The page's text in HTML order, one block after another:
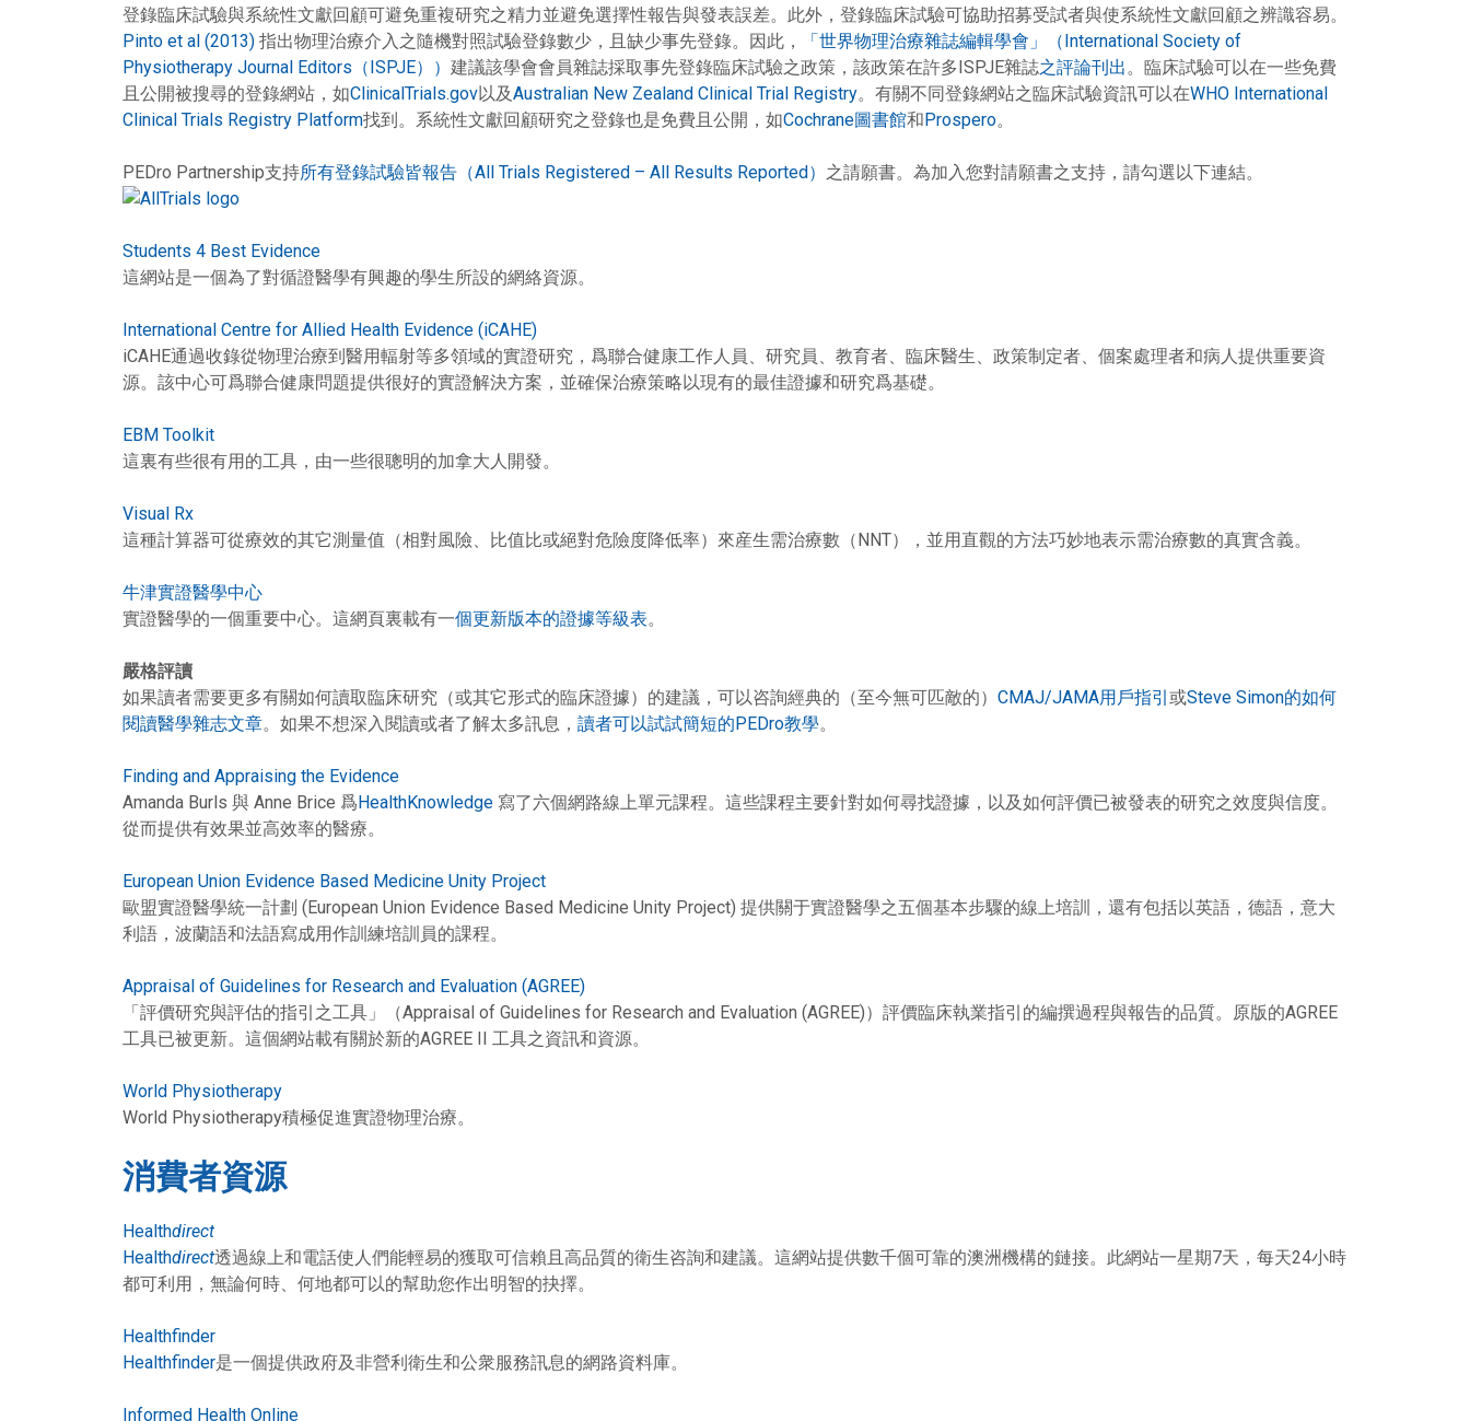
登錄臨床試驗與系統性文獻回顧可避免重複研究之精力並避免選擇性報告與發表誤差。此外，登錄臨床試驗可協助招募受試者與使系統性文獻回顧之辨識容易。
Pinto et al (2013) 指出物理治療介入之隨機對照試驗登錄數少，且缺少事先登錄。因此，
「世界物理治療雜誌編輯學會」（International Society of
Physiotherapy Journal Editors（ISPJE）） 建議該學會會員雜誌採取事先登錄臨床試驗之政策，該政策在許多ISPJE雜誌之評論刊出。臨床試驗可以在一些免費
且公開被搜尋的登錄網站，如ClinicalTrials.gov以及Australian New Zealand Clinical Trial Registry。有關不同登錄網站之臨床試驗資訊可以在WHO International
Clinical Trials Registry Platform找到。系統性文獻回顧研究之登錄也是免費且公開，如Cochrane圖書館和Prospero。
PEDro Partnership支持所有登錄試驗皆報告（All Trials Registered – All Results Reported） 之請願書。為加入您對請願書之支持，請勾選以下連結。
Students 4 Best Evidence
這網站是一個為了對循證醫學有興趣的學生所設的網絡資源。
International Centre for Allied Health Evidence (iCAHE)
iCAHE通過收錄從物理治療到醫用輻射等多領域的實證研究，爲聯合健康工作人員、研究員、教育者、臨床醫生、政策制定者、個案處理者和病人提供重要資
源。該中心可爲聯合健康問題提供很好的實證解決方案，並確保治療策略以現有的最佳證據和研究爲基礎。
EBM Toolkit
這裏有些很有用的工具，由一些很聰明的加拿大人開發。
Visual Rx
這種計算器可從療效的其它測量值（相對風險、比值比或絕對危險度降低率）來産生需治療數（NNT），並用直觀的方法巧妙地表示需治療數的真實含義。
牛津實證醫學中心
實證醫學的一個重要中心。這網頁裏載有一個更新版本的證據等級表。
嚴格評讀
如果讀者需要更多有關如何讀取臨床研究（或其它形式的臨床證據）的建議，可以咨詢經典的（至今無可匹敵的） CMAJ/JAMA用戶指引或Steve Simon的如何
閱讀醫學雜志文章。如果不想深入閱讀或者了解太多訊息， 讀者可以試試簡短的PEDro教學。
Finding and Appraising the Evidence
Amanda Burls 與 Anne Brice 爲HealthKnowledge 寫了六個網路線上單元課程。這些課程主要針對如何尋找證據，以及如何評價已被發表的研究之效度與信度。
從而提供有效果並高效率的醫療。
European Union Evidence Based Medicine Unity Project
歐盟實證醫學統一計劃 (European Union Evidence Based Medicine Unity Project) 提供關于實證醫學之五個基本步驟的線上培訓，還有包括以英語，德語，意大
利語，波蘭語和法語寫成用作訓練培訓員的課程。
Appraisal of Guidelines for Research and Evaluation (AGREE)
「評價研究與評估的指引之工具」（Appraisal of Guidelines for Research and Evaluation (AGREE)）評價臨床執業指引的編撰過程與報告的品質。原版的AGREE
工具已被更新。這個網站載有關於新的AGREE II 工具之資訊和資源。
World Physiotherapy
World Physiotherapy積極促進實證物理治療。
消費者資源
Healthdirect
Healthdirect透過線上和電話使人們能輕易的獲取可信賴且高品質的衛生咨詢和建議。這網站提供數千個可靠的澳洲機構的鏈接。此網站一星期7天，每天24小時
都可利用，無論何時、何地都可以的幫助您作出明智的抉擇。
Healthfinder
Healthfinder是一個提供政府及非營利衛生和公衆服務訊息的網路資料庫。
Informed Health Online